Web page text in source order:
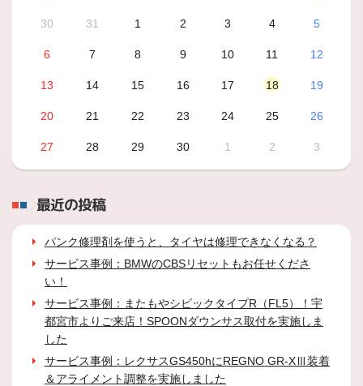
30 31 1 2 3 4 5
6 7 8 9 10 11 12
13 14 15 16 17 18 19
20 21 22 23 24 25 26
27 28 29 30 1 2 3
最近の投稿
パンク修理剤を使うと、タイヤは修理できなくなる？
サービス事例：BMWのCBSリセットもお任せくださ
い！
サービス事例：またもやシビックタイプR（FL5）！宇
都宮市よりご来店！SPOONダウンサス取付を実施しま
した
サービス事例：レクサスGS450hにREGNO GR-XⅢ装着
＆アライメント調整を実施しました